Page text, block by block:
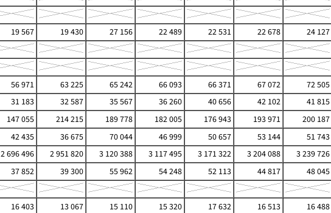
19 567 19 430 27 156 22 489 22 531 22 678
24 127
56 971 63 225 65 242 66 093 66 371 67 072
72 505
31 183 32 587 35 567 36 260 40 656 42 102
41 815
147 055 214 215 189 778 182 005 176 943 193 971
200 187
42 435 36 675 70 044 46 999 50 657 53 144
51 743
2 696 496 2 951 820 3 120 388 3 117 495 3 171 322 3 204 088
3 239 726
37 852 39 300 55 962 54 248 52 113 44 817
48 045
16 403 13 067 15 110 15 320 17 632 16 513
16 488